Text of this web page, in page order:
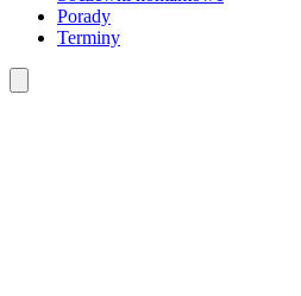
Porady
Terminy